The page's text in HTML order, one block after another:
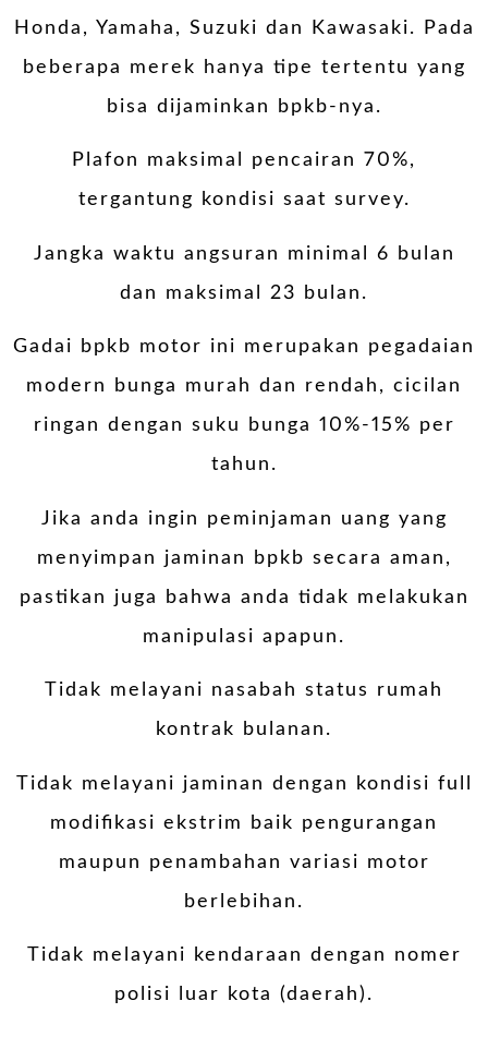
Honda, Yamaha, Suzuki dan Kawasaki. Pada
beberapa merek hanya tipe tertentu yang
bisa dijaminkan bpkb-nya.
Plafon maksimal pencairan 70%,
tergantung kondisi saat survey.
Jangka waktu angsuran minimal 6 bulan
dan maksimal 23 bulan.
Gadai bpkb motor ini merupakan pegadaian
modern bunga murah dan rendah, cicilan
ringan dengan suku bunga 10%-15% per
tahun.
Jika anda ingin peminjaman uang yang
menyimpan jaminan bpkb secara aman,
pastikan juga bahwa anda tidak melakukan
manipulasi apapun.
Tidak melayani nasabah status rumah
kontrak bulanan.
Tidak melayani jaminan dengan kondisi full
modifikasi ekstrim baik pengurangan
maupun penambahan variasi motor
berlebihan.
Tidak melayani kendaraan dengan nomer
polisi luar kota (daerah).